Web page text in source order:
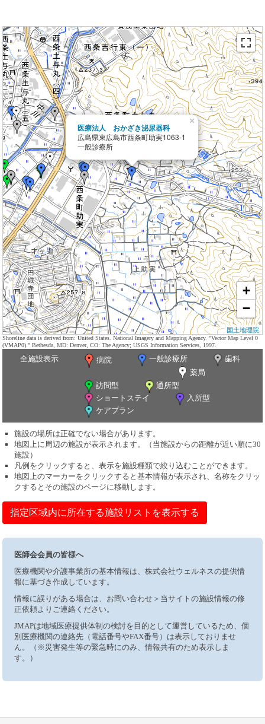
医療法人 おかざき泌尿器科
広島県東広島市西条町助実1063-1
一般診療所
×
+
−
国土地理院
Shoreline data is derived from: United States. National Imagery and Mapping Agency. "Vector Map Level 0
(VMAP0)." Bethesda, MD: Denver, CO: The Agency; USGS Information Services, 1997.
全施設表示 病院 一般診療所
歯科
薬局
訪問型
通所型
ショートステイ
入所型
ケアプラン
施設の場所は正確でない場合があります。
地図上に周辺の施設が表示されます。（当施設からの距離が近い順に30
施設）
凡例をクリックすると、表示を施設種類で絞り込むことができます。
地図上のマーカーをクリックすると基本情報が表示され、名称をクリッ
クするとその施設のページに移動します。
指定区域内に所在する施設リストを表示する
医師会会員の皆様へ
医療機関や介護事業所の基本情報は、株式会社ウェルネスの提供情
報に基づき作成しています。
情報に誤りがある場合は、お問い合わせ＞当サイトの施設情報の修
正依頼よりご連絡ください。
JMAPは地域医療提供体制の検討を目的として運営しているため、個
別医療機関の連絡先（電話番号やFAX番号）は表示しておりませ
ん。（※災害発生等の緊急時にのみ、情報共有のため表示しま
す。）